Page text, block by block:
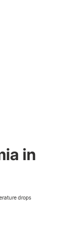
in
drops